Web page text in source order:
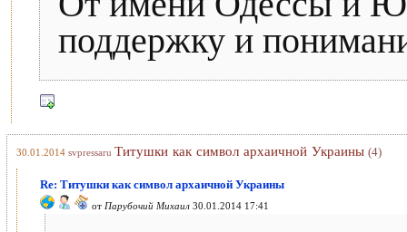
поддержку и
30.01.2014 svpressaru Титушки как символ архаичной Украины (4)
Re: Титушки как символ архаичной Украины
от Парубочий Михаил 30.01.2014 17:41